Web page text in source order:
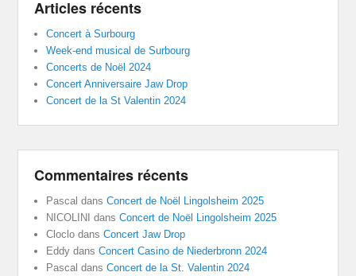
Articles récents
Concert à Surbourg
Week-end musical de Surbourg
Concerts de Noël 2024
Concert Anniversaire Jaw Drop
Concert de la St Valentin 2024
Commentaires récents
Pascal dansConcert de Noël Lingolsheim 2025
NICOLINI dansConcert de Noël Lingolsheim 2025
Cloclo dansConcert Jaw Drop
Eddy dansConcert Casino de Niederbronn 2024
Pascal dansConcert de la St. Valentin 2024